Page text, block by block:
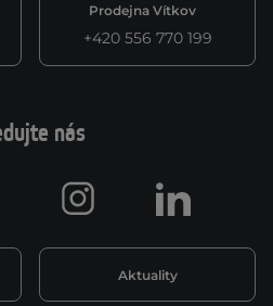
Prodejna Vítkov
+420 556 770 199
nás
Aktuality
Instagram LinkedIn